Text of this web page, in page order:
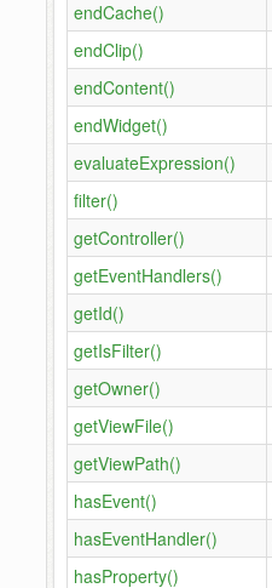
endCache()
endClip()
endContent()
endWidget()
evaluateExpression()
filter()
getController()
getEventHandlers()
getId()
getIsFilter()
getOwner()
getViewFile()
getViewPath()
hasEvent()
hasEventHandler()
hasProperty()